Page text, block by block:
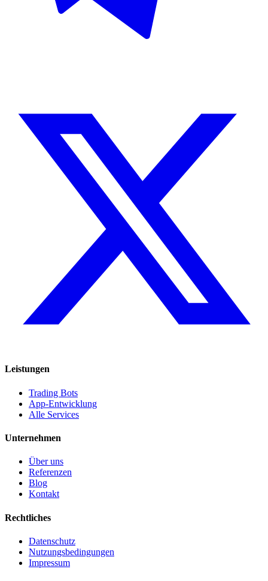
Leistungen
Trading Bots
App-Entwicklung
Alle Services
Unternehmen
Über uns
Referenzen
Blog
Kontakt
Rechtliches
Datenschutz
Nutzungsbedingungen
Impressum